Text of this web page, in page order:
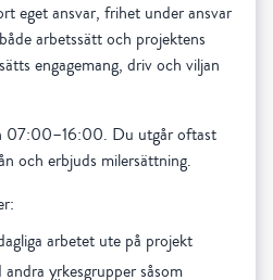
eget ansvar, frihet under ansvar
arbetssätt och projektens
engagemang, driv och viljan
07:00–16:00. Du utgår oftast
och erbjuds milersättning.
arbetet ute på projekt
yrkesgrupper såsom